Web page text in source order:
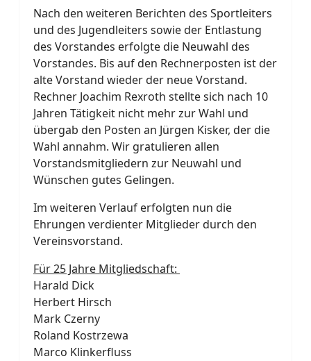
Nach den weiteren Berichten des Sportleiters
und des Jugendleiters sowie der Entlastung
des Vorstandes erfolgte die Neuwahl des
Vorstandes. Bis auf den Rechnerposten ist der
alte Vorstand wieder der neue Vorstand.
Rechner Joachim Rexroth stellte sich nach 10
Jahren Tätigkeit nicht mehr zur Wahl und
übergab den Posten an Jürgen Kisker, der die
Wahl annahm. Wir gratulieren allen
Vorstandsmitgliedern zur Neuwahl und
Wünschen gutes Gelingen.
Im weiteren Verlauf erfolgten nun die
Ehrungen verdienter Mitglieder durch den
Vereinsvorstand.
Für 25 Jahre Mitgliedschaft:
Harald Dick
Herbert Hirsch
Mark Czerny
Roland Kostrzewa
Marco Klinkerfluss